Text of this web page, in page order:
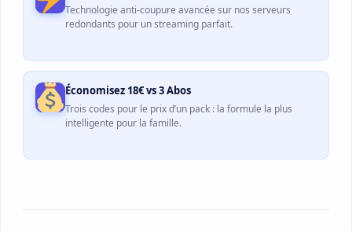
Technologie anti-coupure avancée sur nos serveurs
redondants pour un streaming parfait.
Économisez 18€ vs 3 Abos
Trois codes pour le prix d’un pack : la formule la plus
intelligente pour la famille.